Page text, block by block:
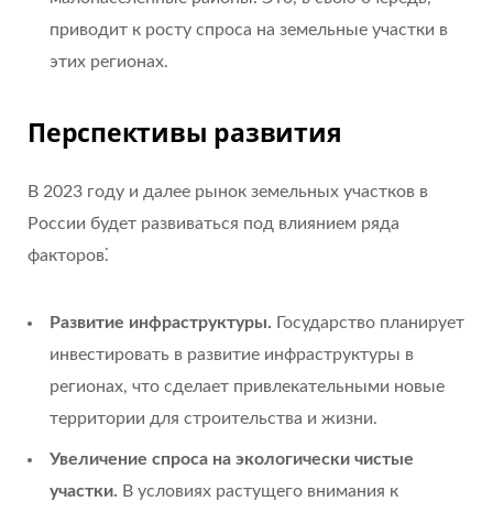
приводит к росту спроса на земельные участки в
этих регионах.
Перспективы развития
В 2023 году и далее рынок земельных участков в
России будет развиваться под влиянием ряда
факторов⁚
Развитие инфраструктуры. Государство планирует
инвестировать в развитие инфраструктуры в
регионах, что сделает привлекательными новые
территории для строительства и жизни.
Увеличение спроса на экологически чистые
участки. В условиях растущего внимания к